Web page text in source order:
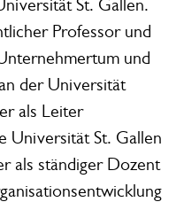
St. Gallen.
Professor und
und
der Universität
als Leiter
Universität St. Gallen
als ständiger Dozent